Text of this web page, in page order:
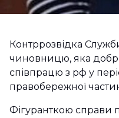
Контррозвідка
чиновницю, яка
співпрацю з рф у
правобережної
Фігуранткою справи